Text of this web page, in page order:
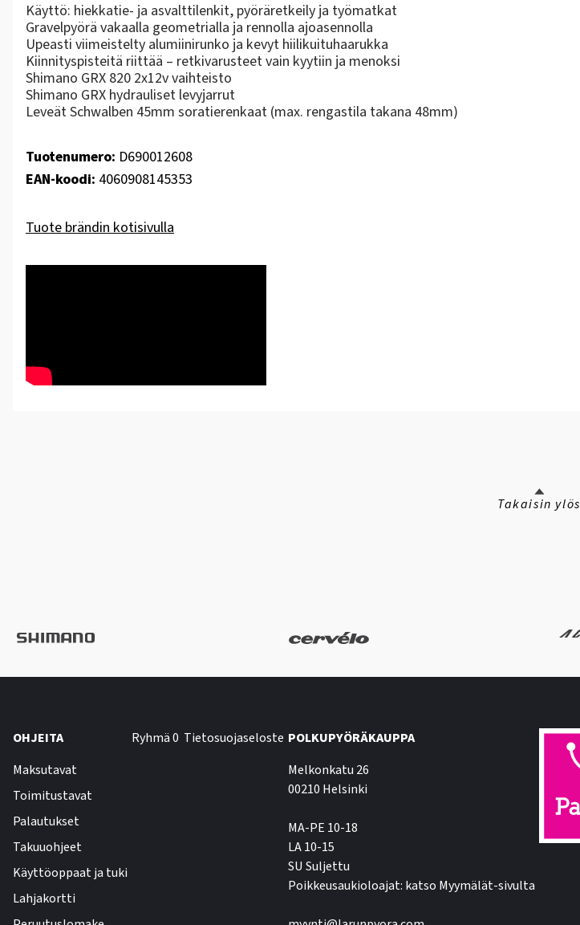
Käyttö: hiekkatie- ja asvalttilenkit, pyöräretkeily ja työmatkat
Gravelpyörä vakaalla geometrialla ja rennolla ajoasennolla
Upeasti viimeistelty alumiinirunko ja kevyt hiilikuituhaarukka
Kiinnityspisteitä riittää – retkivarusteet vain kyytiin ja menoksi
Shimano GRX 820 2x12v vaihteisto
Shimano GRX hydrauliset levyjarrut
Leveät Schwalben 45mm soratierenkaat (max. rengastila takana 48mm)
Tuotenumero: D690012608
EAN-koodi: 4060908145353
Tuote brändin kotisivulla
Takaisin ylös
OHJEITA
Maksutavat
Toimitustavat
Palautukset
Takuuohjeet
Käyttöoppaat ja tuki
Lahjakortti
Ryhmä 0 Tietosuojaseloste POLKUPYÖRÄKAUPPA
Melkonkatu 26
00210 Helsinki
MA-PE 10-18
LA 10-15
SU Suljettu
Poikkeusaukioloajat: katso Myymälät-sivulta